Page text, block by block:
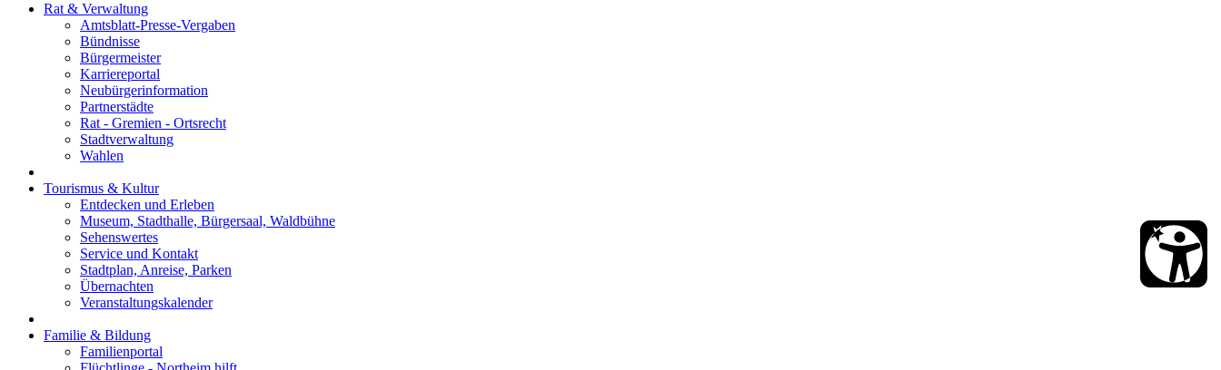
Rat & Verwaltung
Amtsblatt-Presse-Vergaben
Bündnisse
Bürgermeister
Karriereportal
Neubürgerinformation
Partnerstädte
Rat - Gremien - Ortsrecht
Stadtverwaltung
Wahlen
Tourismus & Kultur
Entdecken und Erleben
Museum, Stadthalle, Bürgersaal, Waldbühne
Sehenswertes
Service und Kontakt
Stadtplan, Anreise, Parken
Übernachten
Veranstaltungskalender
Familie & Bildung
Familienportal